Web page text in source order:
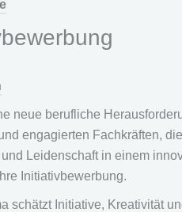
neue berufliche
engagierten Fachkräften,
Leidenschaft in einem
Initiativbewerbung.
schätzt Initiative, Kreativität